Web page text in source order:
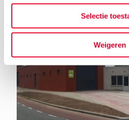
Selectie
Weigeren